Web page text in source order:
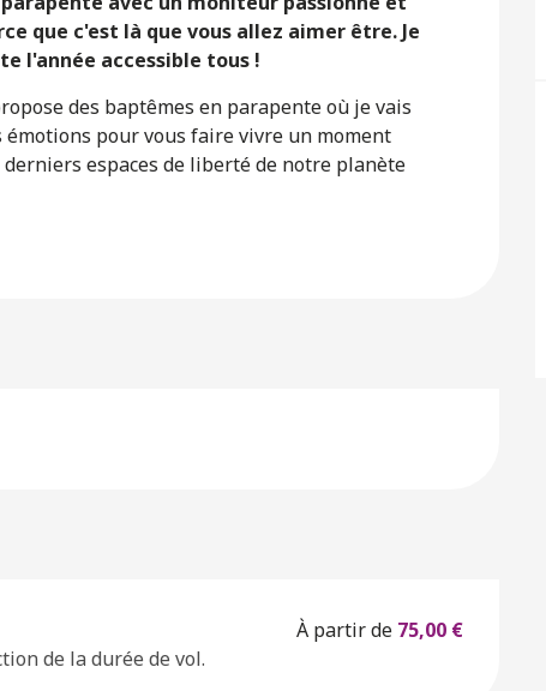
que c'est là que vous allez aimer être. Je
l'année accessible tous !
des baptêmes en parapente où je vais
émotions pour vous faire vivre un moment
espaces de liberté de notre planète
de la durée de vol.
À partir de 75,00 €